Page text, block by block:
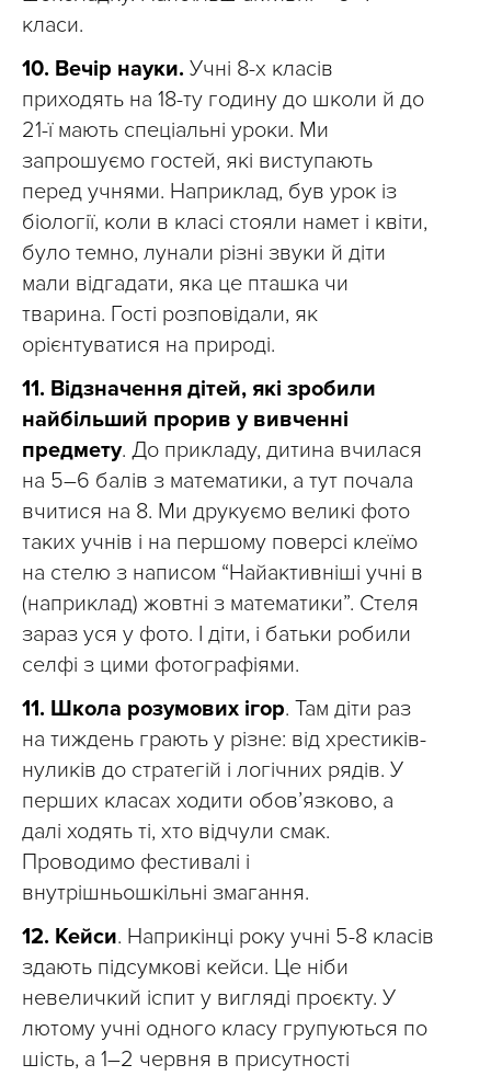
класи.
10. Вечір науки. Учні 8-х класів
приходять на 18-ту годину до школи й до
21-ї мають спеціальні уроки. Ми
запрошуємо гостей, які виступають
перед учнями. Наприклад, був урок із
біології, коли в класі стояли намет і квіти,
було темно, лунали різні звуки й діти
мали відгадати, яка це пташка чи
тварина. Гості розповідали, як
орієнтуватися на природі.
11. Відзначення дітей, які зробили
найбільший прорив у вивченні
предмету. До прикладу, дитина вчилася
на 5–6 балів з математики, а тут почала
вчитися на 8. Ми друкуємо великі фото
таких учнів і на першому поверсі клеїмо
на стелю з написом “Найактивніші учні в
(наприклад) жовтні з математики”. Стеля
зараз уся у фото. І діти, і батьки робили
селфі з цими фотографіями.
11. Школа розумових ігор. Там діти раз
на тиждень грають у різне: від хрестиків-
нуликів до стратегій і логічних рядів. У
перших класах ходити обов’язково, а
далі ходять ті, хто відчули смак.
Проводимо фестивалі і
внутрішньошкільні змагання.
12. Кейси. Наприкінці року учні 5-8 класів
здають підсумкові кейси. Це ніби
невеличкий іспит у вигляді проєкту. У
лютому учні одного класу групуються по
шість, а 1–2 червня в присутності